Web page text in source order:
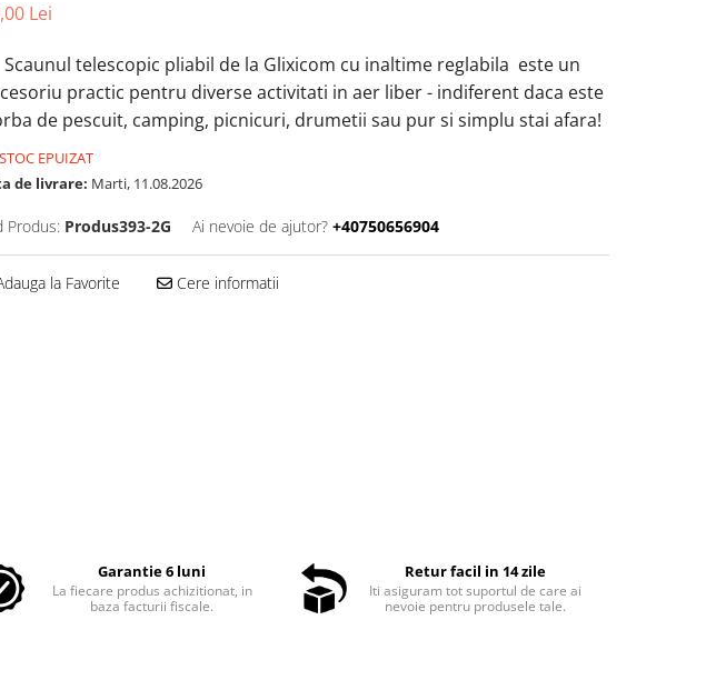
Lei
Scaunul telescopic pliabil de la Glixicom cu inaltime reglabila este un
practic pentru diverse activitati in aer liber - indiferent daca este
de pescuit, camping, picnicuri, drumetii sau pur si simplu stai afara!
STOC EPUIZAT
de livrare: Marti, 11.08.2026
Produs: Produs393-2G Ai nevoie de ajutor? +40750656904
la Favorite Cere informatii
Garantie 6 luni
La fiecare produs achizitionat, in
baza facturii fiscale.
Retur facil in 14 zile
Iti asiguram tot suportul de care ai
nevoie pentru produsele tale.